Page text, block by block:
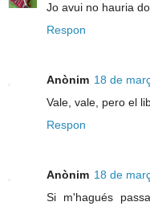
Jo avui no hauria
Respon
Anònim 18 de
Vale, vale, pero el
Respon
Anònim 18 de
Si m'hagués